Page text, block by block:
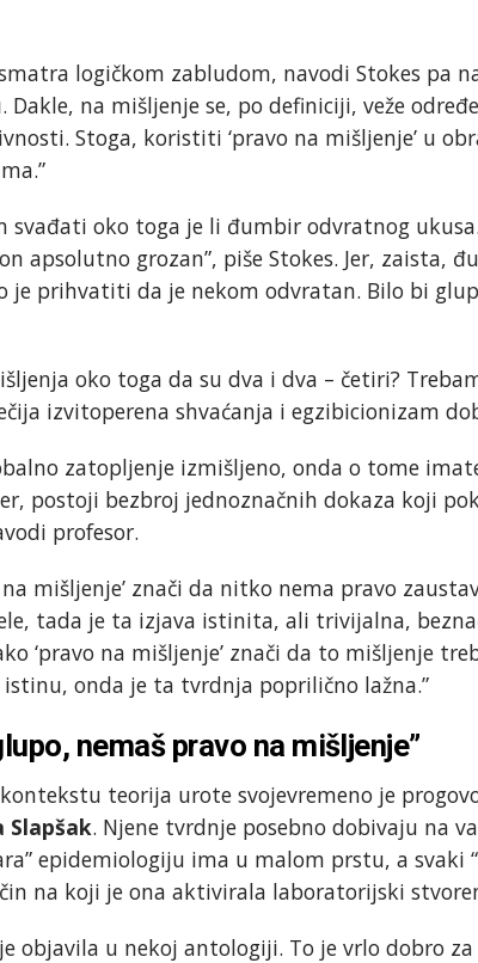
logičkom zabludom, navodi Stokes pa
Dakle, na mišljenje se, po definiciji, veže
Stoga, koristiti ‘pravo na mišljenje’ u
svađati oko toga je li đumbir odvratnog
apsolutno grozan”, piše Stokes. Jer, zaista,
je prihvatiti da je nekom odvratan. Bilo bi
oko toga da su dva i dva – četiri?
izvitoperena shvaćanja i egzibicionizam
zatopljenje izmišljeno, onda o tome
postoji bezbroj jednoznačnih dokaza koji
profesor.
na mišljenje’ znači da nitko nema pravo
tada je ta izjava istinita, ali trivijalna,
‘pravo na mišljenje’ znači da to mišljenje
onda je ta tvrdnja poprilično lažna.”
nemaš pravo na mišljenje”
teorija urote svojevremeno je
Slapšak. Njene tvrdnje posebno dobivaju na
epidemiologiju ima u malom prstu, a svaki
na koji je ona aktivirala laboratorijski stvoren
objavila u nekoj antologiji. To je vrlo dobro